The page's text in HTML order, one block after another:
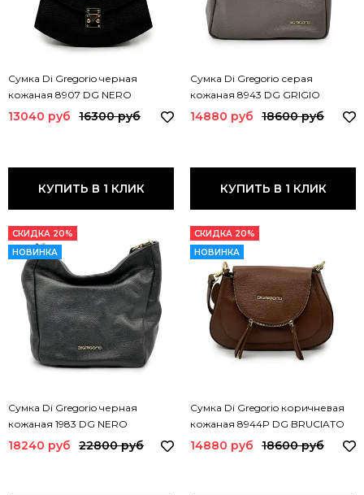
Сумка Di Gregorio черная
кожаная 8907 DG NERO
13040 руб 16300 руб
КУПИТЬ В 1 КЛИК
Сумка Di Gregorio серая
кожаная 8943 DG GRIGIO
14880 руб 18600 руб
КУПИТЬ В 1 КЛИК
СКИДКА 20%
НОВИНКА
Сумка Di Gregorio черная
кожаная 1983 DG NERO
18240 руб 22800 руб
СКИДКА 20%
НОВИНКА
Сумка Di Gregorio коричневая
кожаная 8944P DG BRUCIATO
14880 руб 18600 руб